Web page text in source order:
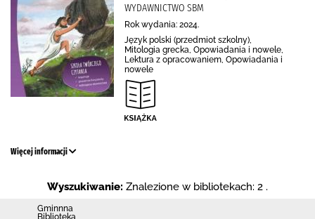
WYDAWNICTWO SBM
Rok wydania: 2024.
Język polski (przedmiot szkolny),
Mitologia grecka, Opowiadania i nowele,
Lektura z opracowaniem, Opowiadania i
nowele
Więcej informacji
Wyszukiwanie: Znalezione w bibliotekach: 2 .
Gminnna
Biblioteka